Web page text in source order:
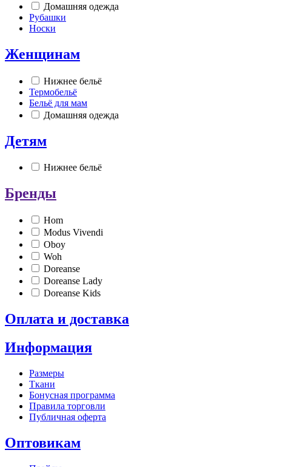
Домашняя одежда
Рубашки
Носки
Женщинам
Нижнее бельё
Термобельё
Бельё для мам
Домашняя одежда
Детям
Нижнее бельё
Бренды
Hom
Modus Vivendi
Oboy
Woh
Doreanse
Doreanse Lady
Doreanse Kids
Оплата и доставка
Информация
Размеры
Ткани
Бонусная программа
Правила торговли
Публичная оферта
Оптовикам